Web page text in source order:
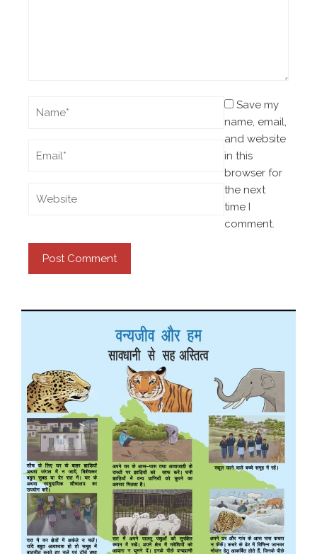
Save my
name, email,
and website
in this
browser for
the next
time I
comment.